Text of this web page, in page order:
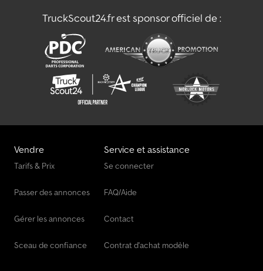
TruckScout24.fr est sponsor officiel de :
Vendre
Tarifs & Prix
Passer des annonces
Gérer les annonces
Sceau de confiance
Service et assistance
Se connecter
FAQ/Aide
Contact
Contrat d'achat modèle